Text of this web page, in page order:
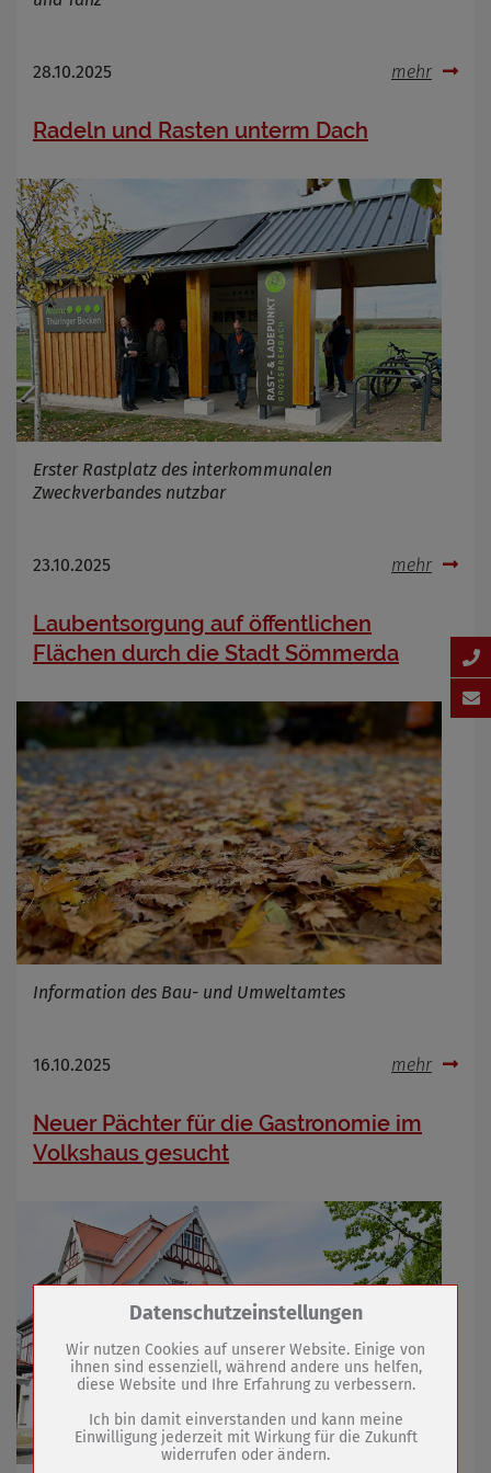
28.10.2025 mehr
Radeln und Rasten unterm Dach
Erster Rastplatz des interkommunalen
Zweckverbandes nutzbar
23.10.2025 mehr
Laubentsorgung auf öffentlichen
Flächen durch die Stadt Sömmerda
Information des Bau- und Umweltamtes
16.10.2025 mehr
Neuer Pächter für die Gastronomie im
Volkshaus gesucht
Zum Betrieb der Seite notwendige Cookies /
Name
PHP Session Cookie
Anbieter
Eigentümer dieser Website (Wenko-
Wenselaar GmbH & Co. KG)
Absicherung Kontaktformular / SPAM
Datenschutzeinstellungen
Wir nutzen Cookies auf unserer Website. Einige von
ihnen sind essenziell, während andere uns helfen,
diese Website und Ihre Erfahrung zu verbessern.
Ich bin damit einverstanden und kann meine
Einwilligung jederzeit mit Wirkung für die Zukunft
widerrufen oder ändern.